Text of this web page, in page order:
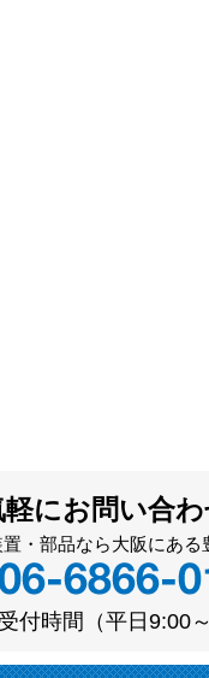
にお問い合わ
・部品なら大阪にある
付時間（平日9:00